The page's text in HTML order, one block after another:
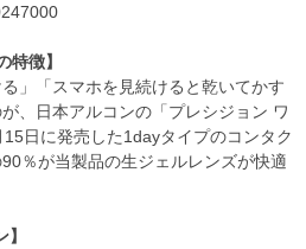
特徴】
」「スマホを見続けると乾いてかす
、日本アルコンの「プレシジョン ワ
日に発売した1dayタイプのコンタク
％が当製品の生ジェルレンズが快適